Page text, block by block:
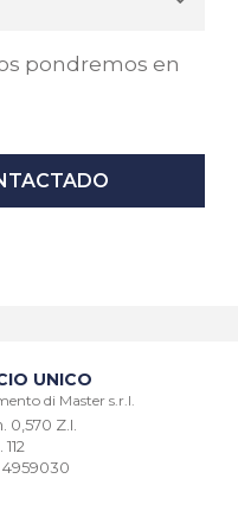
pondremos en
UNICO
di Master s.r.l.
Z.I.
4959030